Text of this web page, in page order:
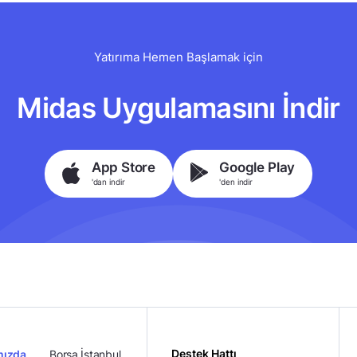
Yatırıma Hemen Başlamak için
Midas Uygulamasını İndir
App Store
'dan indir
Google Play
'den indir
Borsa İstanbul Destek Hattı